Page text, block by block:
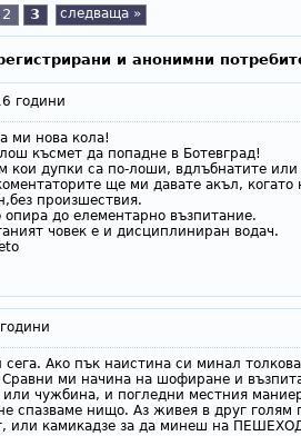
2 3 следваща »
и анонимни
години
ми нова кола!
късмет да попадне в Ботевград!
кои дупки са по-лоши, вдлъбнатите или
ще ми давате акъл,
произшествия.
опира до елементарно възпитание.
човек е и дисциплиниран водач.
сега. Ако пък наистина си минал
Сравни ми начина на шофиране и
или чужбина, и погледни местния
спазваме нищо. Аз живея в друг
или камикадзе за да минеш на